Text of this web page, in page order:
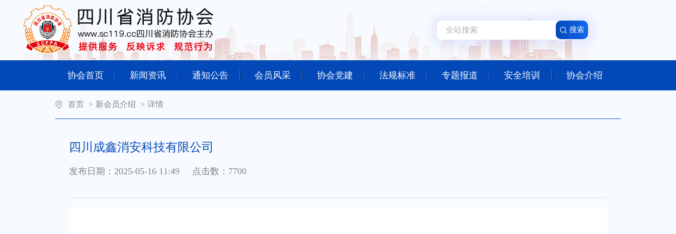
协会首页 新闻资讯 通知公告 会员风采 协会党建 法规标准 专题报道 安全培训 协会介绍
首页 > 新会员介绍 > 详情
四川成鑫消安科技有限公司
发布日期：2025-05-16 11:49 点击数：7700